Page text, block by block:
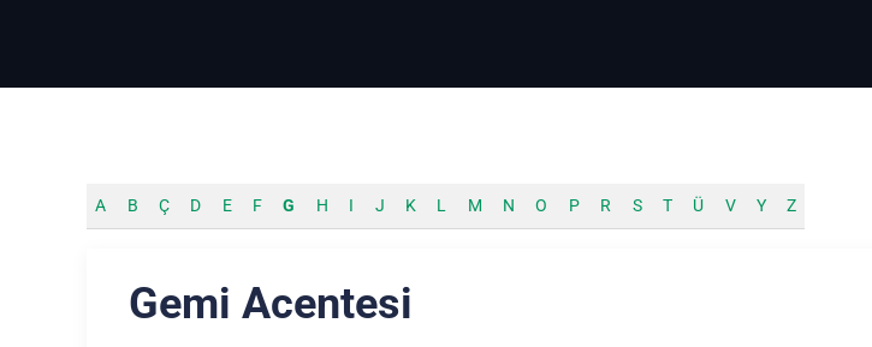
A B Ç D E F G H I J K L M N O P R S T Ü V Y Z
Gemi Acentesi